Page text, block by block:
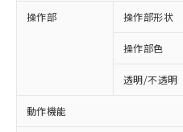
操作部 操作部形状
操作部色
透明/不透明
動作機能